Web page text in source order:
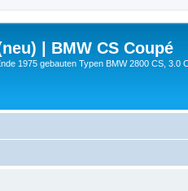
| BMW CS Coupé
1975 gebauten Typen BMW 2800 CS, 3.0